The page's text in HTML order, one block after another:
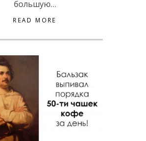
большую…
READ MORE